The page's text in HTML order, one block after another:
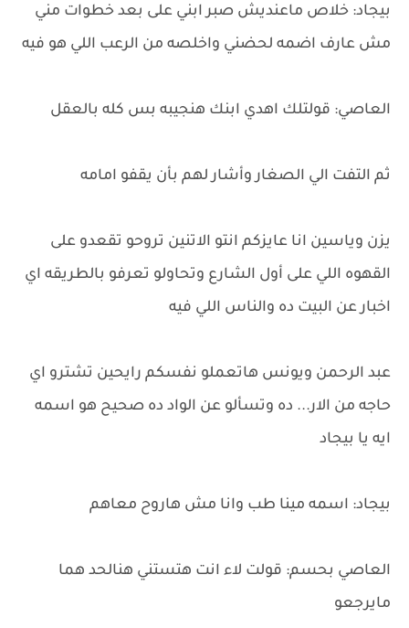
بيجاد: خلاص ماعنديش صبر ابني على بعد خطوات مني
مش عارف اضمه لحضني واخلصه من الرعب اللي هو فيه
العاصي: قولتلك اهدي ابنك هنجيبه بس كله بالعقل
ثم التفت الي الصغار وأشار لهم بأن يقفو امامه
يزن وياسين انا عايزكم انتو الاتنين تروحو تقعدو على
القهوه اللي على أول الشارع وتحاولو تعرفو بالطريقه اي
اخبار عن البيت ده والناس اللي فيه
عبد الرحمن ويونس هاتعملو نفسكم رايحين تشترو اي
حاجه من الار... ده وتسألو عن الواد ده صحيح هو اسمه
ايه يا بيجاد
بيجاد: اسمه مينا طب وانا مش هاروح معاهم
العاصي بحسم: قولت لاء انت هتستني هنالحد هما
مايرجعو